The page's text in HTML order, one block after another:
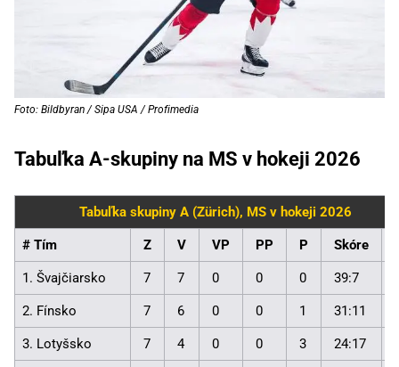
Foto: Bildbyran / Sipa USA / Profimedia
Tabuľka A-skupiny na MS v hokeji 2026
Tabuľka skupiny A (Zürich), MS v hokeji 2026
# Tím Z V VP PP P Skóre
1. Švajčiarsko 7 7 0 0 0 39:7
2. Fínsko 7 6 0 0 1 31:11
3. Lotyšsko 7 4 0 0 3 24:17